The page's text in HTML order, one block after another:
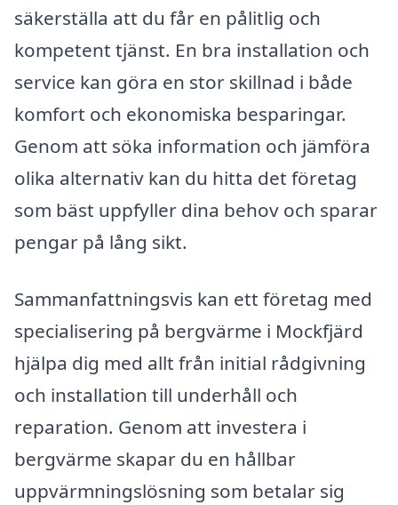
säkerställa att du får en pålitlig och
kompetent tjänst. En bra installation och
service kan göra en stor skillnad i både
komfort och ekonomiska besparingar.
Genom att söka information och jämföra
olika alternativ kan du hitta det företag
som bäst uppfyller dina behov och sparar
pengar på lång sikt.
Sammanfattningsvis kan ett företag med
specialisering på bergvärme i Mockfjärd
hjälpa dig med allt från initial rådgivning
och installation till underhåll och
reparation. Genom att investera i
bergvärme skapar du en hållbar
uppvärmningslösning som betalar sig